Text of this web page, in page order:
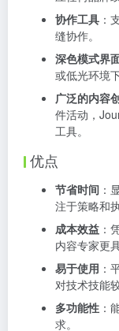
协作工具 ：
缝协作。
深色模式界
或低光环境
广泛的内容
件活动，
工具。
优点
节省时间 ：
注于策略和执
成本效益 ：
内容专家更
易于使用 ：
对技术技能
多功能性 ：
求。